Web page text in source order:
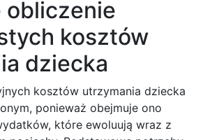
obliczenie
kosztów
dziecka
kosztów utrzymania dziecka
ponieważ obejmuje ono
które ewoluują wraz z